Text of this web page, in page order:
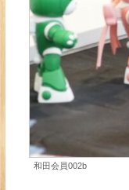
和田会員002b